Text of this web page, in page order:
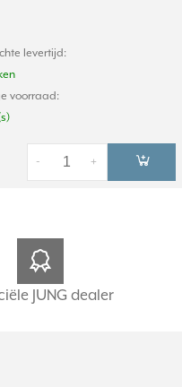
levertijd:
voorraad:
+
-
JUNG dealer